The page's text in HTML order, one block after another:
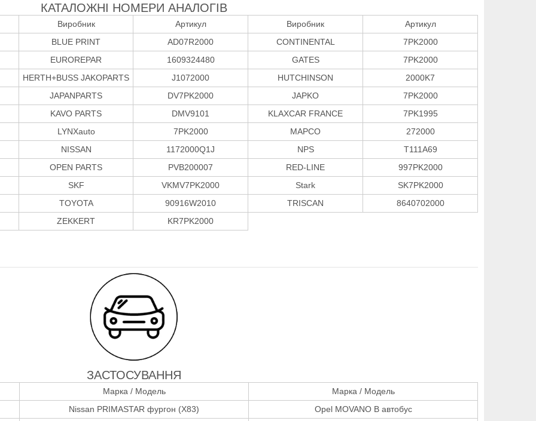
КАТАЛОЖНІ НОМЕРИ АНАЛОГІВ
Виробник Артикул Виробник
Артикул
BLUE PRINT
AD07R2000 CONTINENTAL
7PK2000
EUROREPAR
1609324480 GATES
7PK2000
HERTH+BUSS JAKOPARTS
J1072000 HUTCHINSON
2000K7
JAPANPARTS
DV7PK2000 JAPKO
7PK2000
KAVO PARTS
DMV9101 KLAXCAR FRANCE
7PK1995
LYNXauto
7PK2000 MAPCO
272000
NISSAN
1172000Q1J NPS
T111A69
OPEN PARTS
PVB200007 RED-LINE
997PK2000
SKF
VKMV7PK2000 Stark
SK7PK2000
TOYOTA
90916W2010 TRISCAN
8640702000
ZEKKERT
KR7PK2000
ЗАСТОСУВАННЯ
Марка / Модель
Марка / Модель
Nissan PRIMASTAR фургон (X83)
Opel MOVANO B автобус